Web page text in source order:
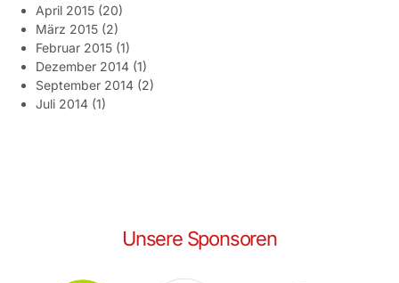
April 2015 (20)
März 2015 (2)
Februar 2015 (1)
Dezember 2014 (1)
September 2014 (2)
Juli 2014 (1)
Unsere Sponsoren